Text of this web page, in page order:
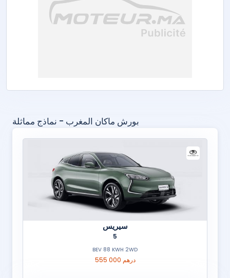
بورش ماكان المغرب - نماذج مماثلة
سيريس
5
BEV 88 KWH 2WD
555 000 درهم